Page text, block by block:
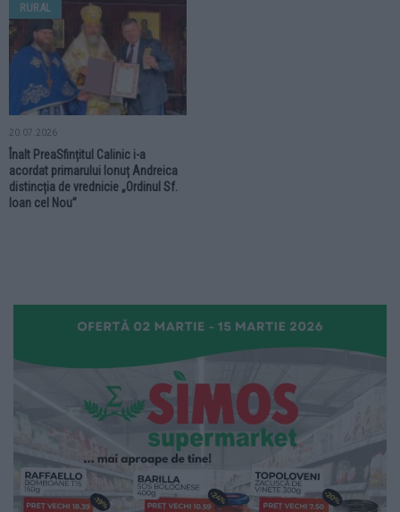
RURAL
20.07.2026
Înalt PreaSfințitul Calinic i-a
acordat primarului Ionuț Andreica
distincția de vrednicie „Ordinul Sf.
Ioan cel Nou”